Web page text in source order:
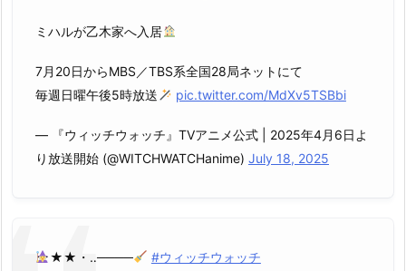
ミハルが乙木家へ入居
7月20日からMBS／TBS系全国28局ネットにて
毎週日曜午後5時放送
pic.twitter.com/MdXv5TSBbi
— 『ウィッチウォッチ』TVアニメ公式 | 2025年4月6日よ
り放送開始 (@WITCHWATCHanime) July 18, 2025
★★・‥────
#ウィッチウォッチ